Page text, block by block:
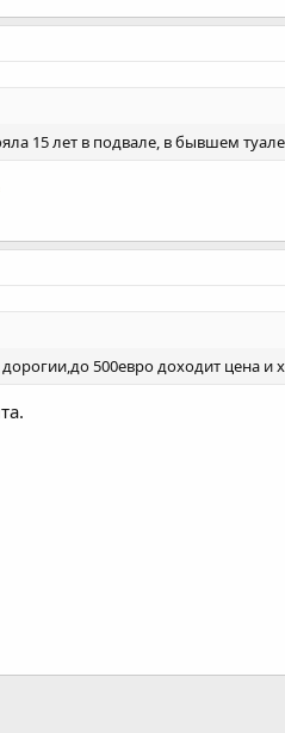
15 лет в подвале, в бывшем
500евро доходит цена и